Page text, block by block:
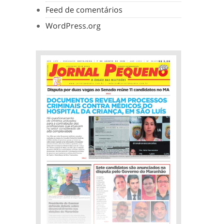
Feed de comentários
WordPress.org